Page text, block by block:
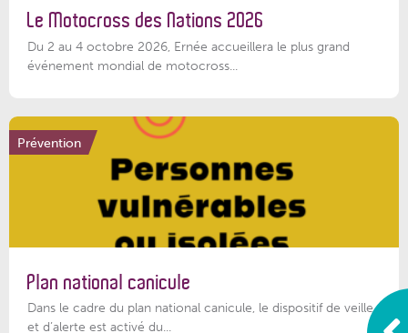
Le Motocross des Nations 2026
Du 2 au 4 octobre 2026, Ernée accueillera le plus grand
événement mondial de motocross...
Prévention
Plan national canicule
Dans le cadre du plan national canicule, le dispositif de veille
et d’alerte est activé du...